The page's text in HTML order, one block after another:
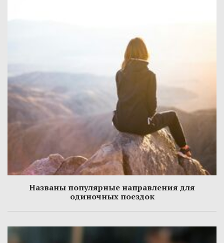
Названы популярные направления для
одиночных поездок